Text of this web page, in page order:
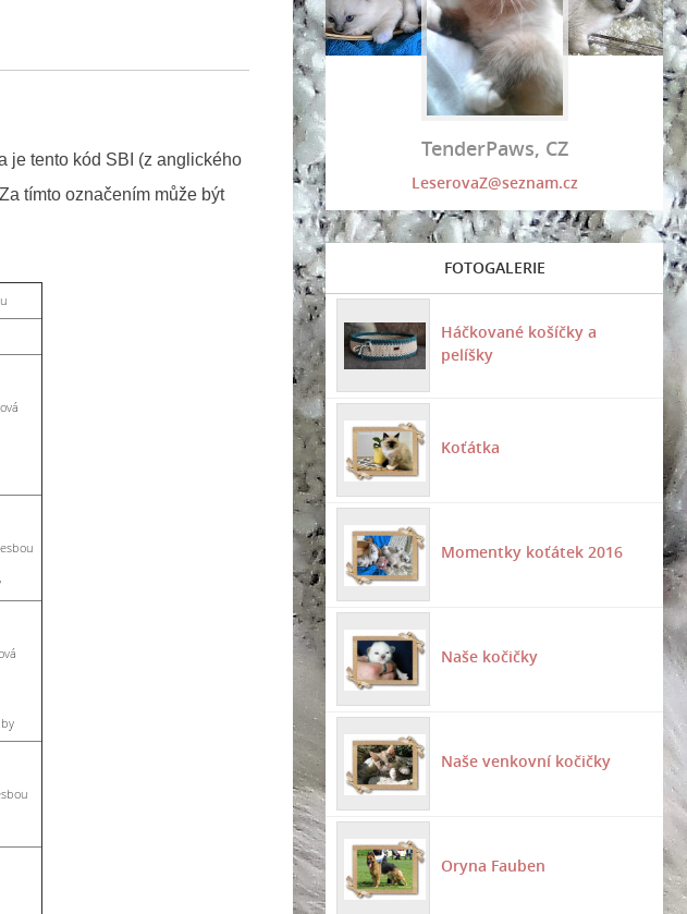
je tento kód SBI (z anglického
tímto označením může být
TenderPaws, CZ
LeserovaZ@seznam.cz
FOTOGALERIE
Háčkované košíčky a
pelíšky
Koťátka
Momentky koťátek 2016
Naše kočičky
Naše venkovní kočičky
Oryna Fauben